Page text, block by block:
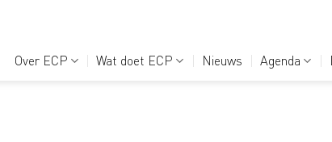
Over ECP Wat doet ECP Nieuws Agenda